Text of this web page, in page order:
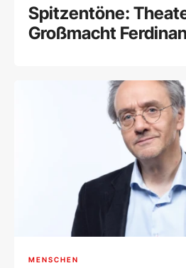
Spitzentöne:
Großmacht
MENSCHEN